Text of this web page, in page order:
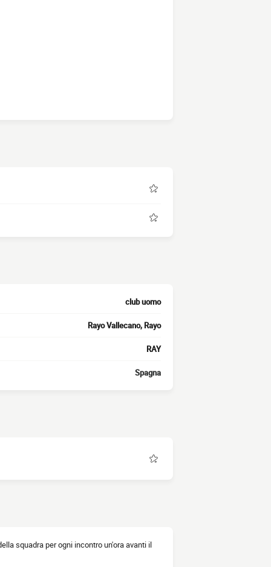
club uomo
Rayo Vallecano, Rayo
RAY
Spagna
squadra per ogni incontro un'ora avanti il